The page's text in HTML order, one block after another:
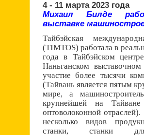
4 - 11 марта 2023 года
Михаил Билде
выставке
Тайбэйская
(TIMTOS) работала в
года в Тайбэйском
Наньганском
участие более тысячи
(Тайвань является пятым
мире, а
крупнейшей на
оптоволоконной
несколько видов
станки, станки